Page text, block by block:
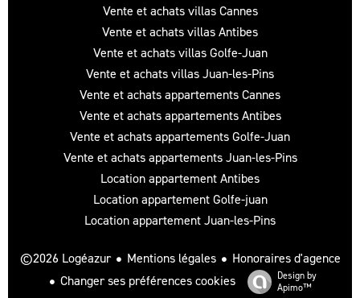
Vente et achats villas Cannes
Vente et achats villas Antibes
Vente et achats villas Golfe-Juan
Vente et achats villas Juan-les-Pins
Vente et achats appartements Cannes
Vente et achats appartements Antibes
Vente et achats appartements Golfe-Juan
Vente et achats appartements Juan-les-Pins
Location appartement Antibes
Location appartement Golfe-juan
Location appartement Juan-les-Pins
©2026 Logéazur Mentions légales
Honoraires d'agence
Changer ses préférences cookies
Design by
Apimo™